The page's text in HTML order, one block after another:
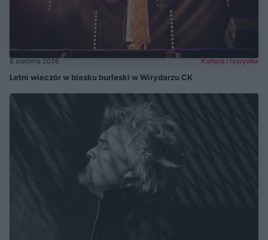
8 sierpnia 2026 Kultura i rozrywka
Letni wieczór w blasku burleski w Wirydarzu CK